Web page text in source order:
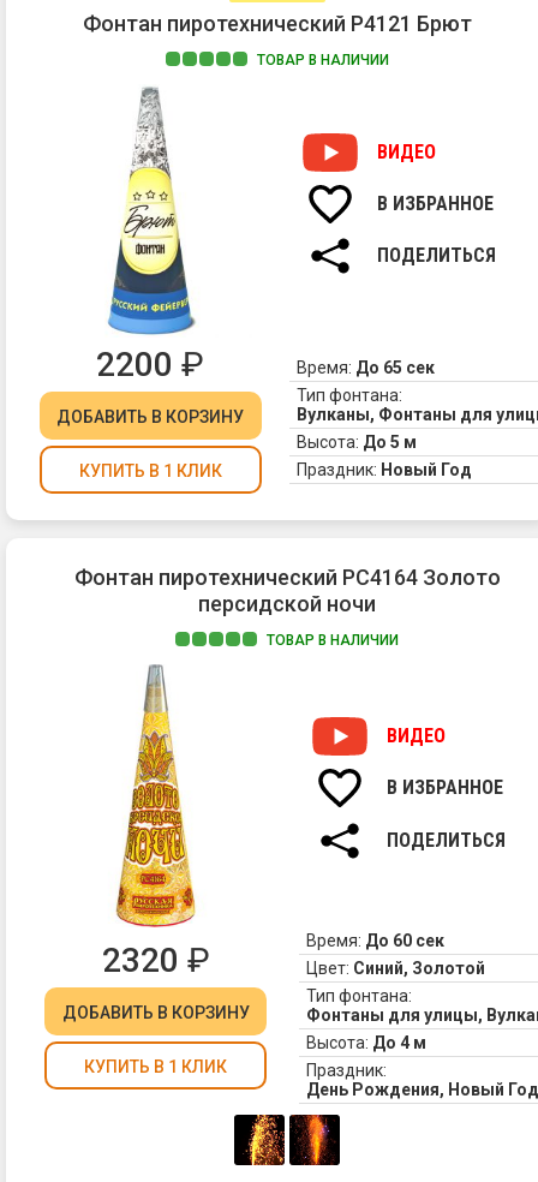
Фонтан пиротехнический Р4121 Брют
ТОВАР В НАЛИЧИИ
ВИДЕО
В ИЗБРАННОЕ
ПОДЕЛИТЬСЯ
2200 ₽
ДОБАВИТЬ В КОРЗИНУ
КУПИТЬ В 1 КЛИК
Время: До 65 сек
Тип фонтана:
Вулканы, Фонтаны для
Высота: До 5 м
Праздник: Новый Год
Фонтан пиротехнический РС4164 Золото
персидской ночи
ТОВАР В НАЛИЧИИ
ВИДЕО
В ИЗБРАННОЕ
ПОДЕЛИТЬСЯ
2320 ₽
ДОБАВИТЬ В КОРЗИНУ
КУПИТЬ В 1 КЛИК
Время: До 60 сек
Цвет: Синий, Золотой
Тип фонтана:
Фонтаны для улицы,
Высота: До 4 м
Праздник:
День Рождения, Новый